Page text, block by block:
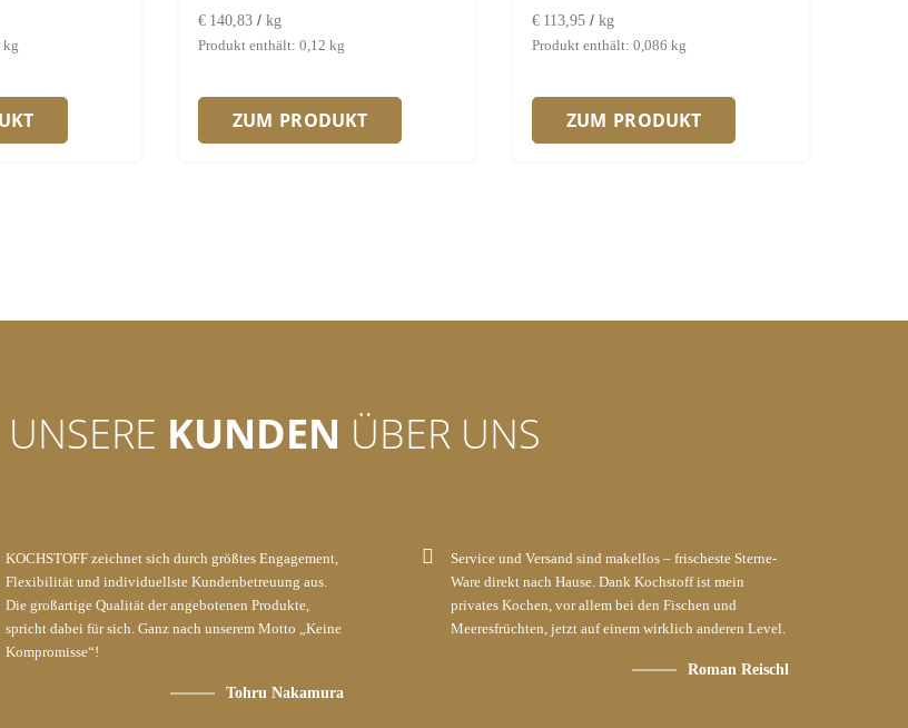
kg
€ 140,83 / kg
Produkt enthält: 0,12 kg
ZUM PRODUKT
€ 113,95 / kg
Produkt enthält: 0,086 kg
ZUM PRODUKT
KUNDEN ÜBER UNS
KOCHSTOFF zeichnet sich durch größtes Engagement,
Flexibilität und individuellste Kundenbetreuung aus.
Die großartige Qualität der angebotenen Produkte,
spricht dabei für sich. Ganz nach unserem Motto „Keine
Kompromisse“!
Tohru Nakamura
Service und Versand sind makellos – frischeste Sterne-
Ware direkt nach Hause. Dank Kochstoff ist mein
privates Kochen, vor allem bei den Fischen und
Meeresfrüchten, jetzt auf einem wirklich anderen Level.
Roman Reischl